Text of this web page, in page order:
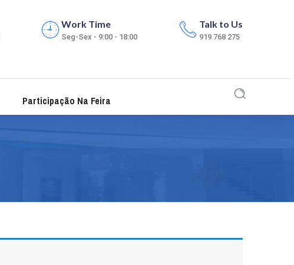
Work Time
Seg-Sex - 9:00 - 18:00
Talk to Us
919 768 275
Participação Na Feira